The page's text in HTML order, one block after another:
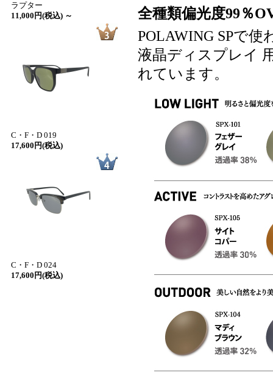
ラプター
11,000円(税込) ～
C・F・D 019
17,600円(税込)
C・F・D 024
17,600円(税込)
全種類偏光度99％
POLAWING SPで
液晶ディスプレイ
れています。